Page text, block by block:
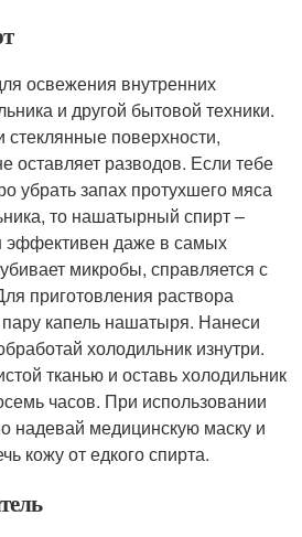
освежения внутренних
и другой бытовой техники.
поверхности,
оставляет разводов. Если тебе
убрать запах протухшего мяса
то нашатырный спирт –
эффективен даже в самых
микробы, справляется с
приготовления раствора
капель нашатыря. Нанеси
холодильник изнутри.
тканью и оставь холодильник
часов. При использовании
надевай медицинскую маску и
кожу от едкого спирта.